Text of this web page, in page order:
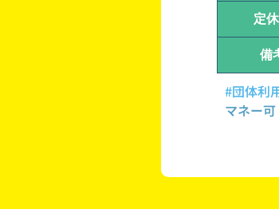
定
備
#団体利
マネー可